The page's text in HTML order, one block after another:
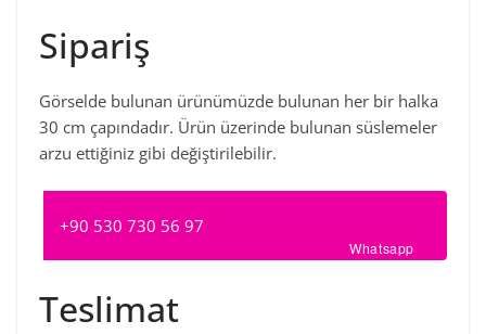
Sipariş
Görselde bulunan ürünümüzde bulunan her bir halka
30 cm çapındadır. Ürün üzerinde bulunan süslemeler
arzu ettiğiniz gibi değiştirilebilir.
+90 530 730 56 97
Whatsapp
Teslimat